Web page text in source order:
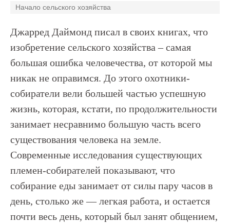
Начало сельского хозяйства
Джарред Даймонд писал в своих книгах, что
изобретение сельского хозяйства – самая
большая ошибка человечества, от которой мы
никак не оправимся. До этого охотники-
собиратели вели большей частью успешную
жизнь, которая, кстати, по продолжительности
занимает несравнимо большую часть всего
существования человека на земле.
Современные исследования существующих
племен-собирателей показывают, что
собирание еды занимает от силы пару часов в
день, столько же — легкая работа, и остается
почти весь день, который был занят общением,